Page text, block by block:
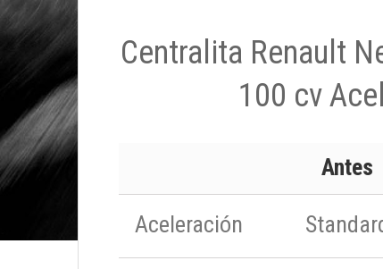
Centralita Renault
100 cv
Antes
Aceleración